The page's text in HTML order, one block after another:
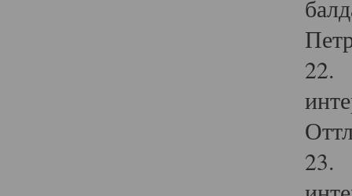
22.
23.